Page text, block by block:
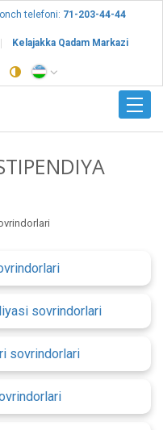
telefoni: 71-203-44-44
Kelajakka Qadam Markazi
sovrindorlari
sovrindorlari